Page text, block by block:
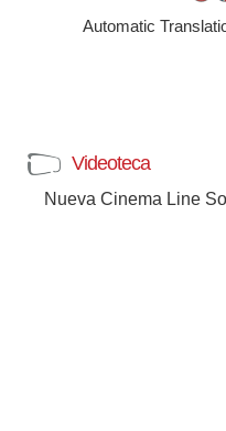
Automatic
Videoteca
Nueva Cinema Line